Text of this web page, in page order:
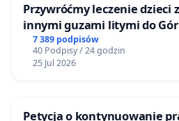
Przywróćmy leczenie dzieci
innymi guzami litymi do
Centrum Zdrowia Dziecka w
7 389 podpisów
40 Podpisy / 24 godzin
25 Jul 2026
Petycja o kontynuowanie